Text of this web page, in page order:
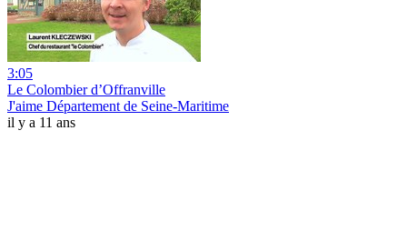
3:05
Le Colombier d’Offranville
J'aime Département de Seine-Maritime
il y a 11 ans